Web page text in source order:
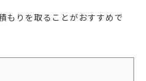
もりを取ることがおすすめで